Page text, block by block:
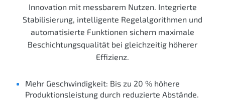
Innovation mit messbarem Nutzen. Integrierte
Stabilisierung, intelligente Regel­algorithmen und
automatisierte Funktionen sichern maximale
Beschichtungsqualität bei gleichzeitig höherer
Effizienz.
Mehr Geschwindigkeit: Bis zu 20 % höhere
Produktionsleistung durch reduzierte Abstände.